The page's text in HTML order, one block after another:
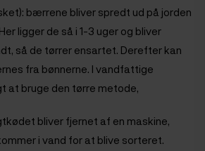
bærrene bliver spredt ud på jorden
ligger de så i 1-3 uger og bliver
så de tørrer ensartet. Derefter kan
fra bønnerne. I vandfattige
at bruge den tørre metode,
bliver fjernet af en maskine,
i vand for at blive sorteret.